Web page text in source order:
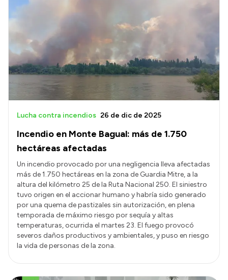
Incendio en Monte Bagual: más de 1.750
hectáreas afectadas
Lucha contra incendios 26 de dic de 2025
Un incendio provocado por una negligencia lleva afectadas
más de 1.750 hectáreas en la zona de Guardia Mitre, a la
altura del kilómetro 25 de la Ruta Nacional 250. El siniestro
tuvo origen en el accionar humano y habría sido generado
por una quema de pastizales sin autorización, en plena
temporada de máximo riesgo por sequía y altas
temperaturas, ocurrida el martes 23. El fuego provocó
severos daños productivos y ambientales, y puso en riesgo
la vida de personas de la zona.